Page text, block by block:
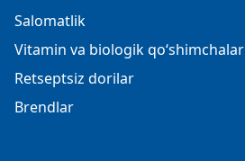
Salomatlik
Vitamin va biologik qo‘shimchalar
Retseptsiz dorilar
Brendlar